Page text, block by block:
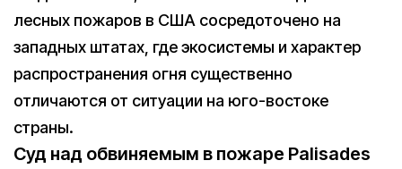
лесных пожаров в США сосредоточено на
западных штатах, где экосистемы и характер
распространения огня существенно
отличаются от ситуации на юго-востоке
страны.
Суд над обвиняемым в пожаре Palisades